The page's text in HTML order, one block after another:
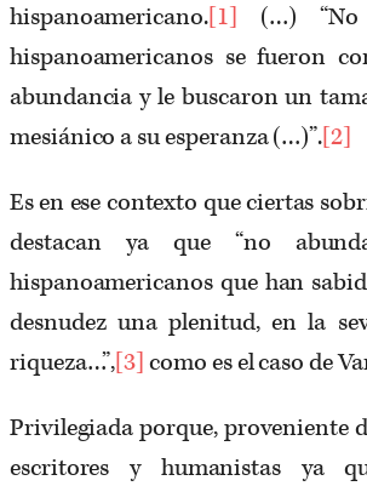
hispanoamericano.[1]
(…) “No
hispanoamericanos se fueron
abundancia y le buscaron un
mesiánico a su esperanza (…)”.[2]
Es en ese contexto que ciertas
destacan ya que “no
hispanoamericanos que han
desnudez una plenitud, en la
riqueza…”,[3] como es el caso de
Privilegiada porque, proveniente
escritores y humanistas ya